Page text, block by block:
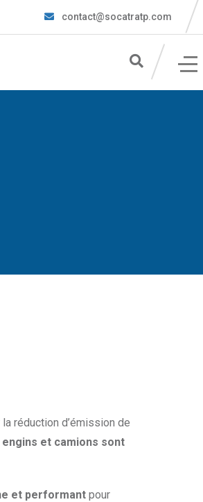
contact@socatratp.com
réduction d’émission de
et camions sont
et performant pour